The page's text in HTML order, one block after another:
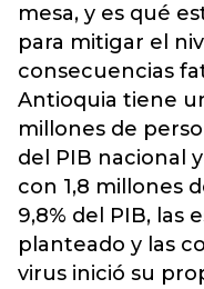
mesa, y es qué
para mitigar el
consecuencias
Antioquia tiene
millones de
del PIB nacional
con 1,8 millones
9,8% del PIB, las
planteado y las
virus inició su